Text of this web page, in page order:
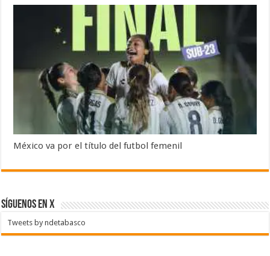
México va por el título del futbol femenil
SÍGUENOS EN X
Tweets by ndetabasco